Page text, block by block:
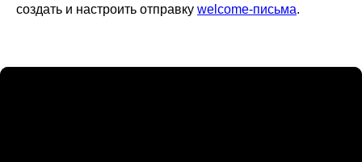
создать и настроить отправку welcome-письма.